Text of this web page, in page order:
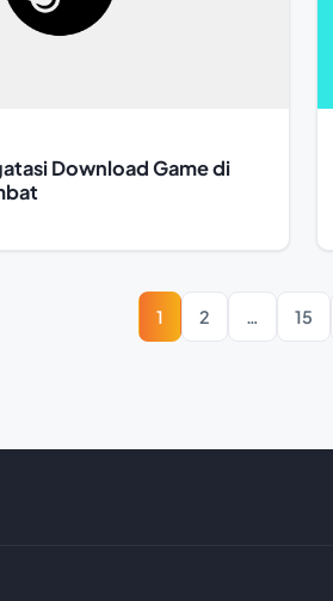
Download Game di
1 2 … 15